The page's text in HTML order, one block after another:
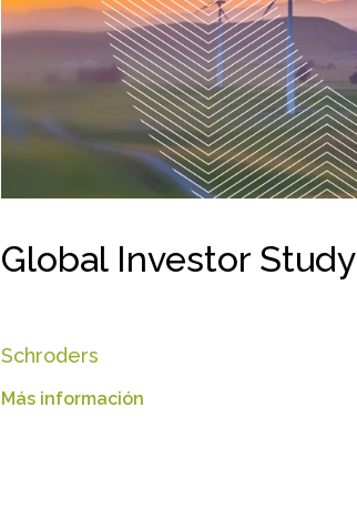
Global Investor Study
Schroders
Más información